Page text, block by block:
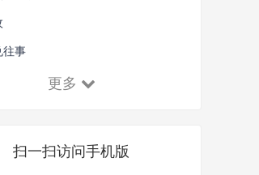
往事
更多
扫一扫访问手机版